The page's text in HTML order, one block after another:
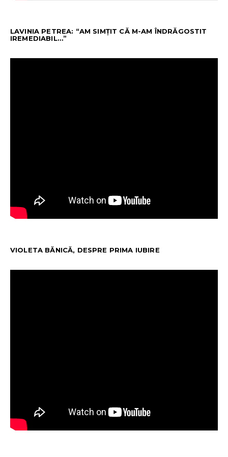
LAVINIA PETREA: “AM SIMȚIT CĂ M-AM ÎNDRĂGOSTIT
IREMEDIABIL…”
VIOLETA BĂNICĂ, DESPRE PRIMA IUBIRE